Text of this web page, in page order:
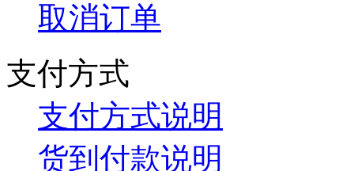
取消订单
支付方式
支付方式说明
货到付款说明